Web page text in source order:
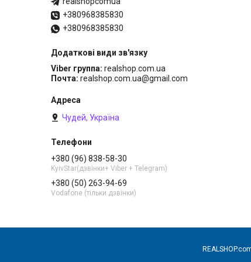
+380968385830
+380968385830
Viber группа realshop.com.ua
Почта realshop.com.ua@gmail.com
Чудей, Україна
+380 (96) 838-58-30
KyivStar(дзвінки+ Viber + Telegram)
+380 (50) 263-94-69
Vodafone (тільки дзвінки)